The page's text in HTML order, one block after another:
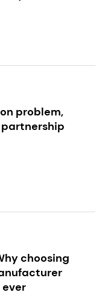
物叢-腸-脳軸に
の可能性。
for
consensus
Hepatol.
of
Kim& Hyun-
a Functional
for
problem,
choosing